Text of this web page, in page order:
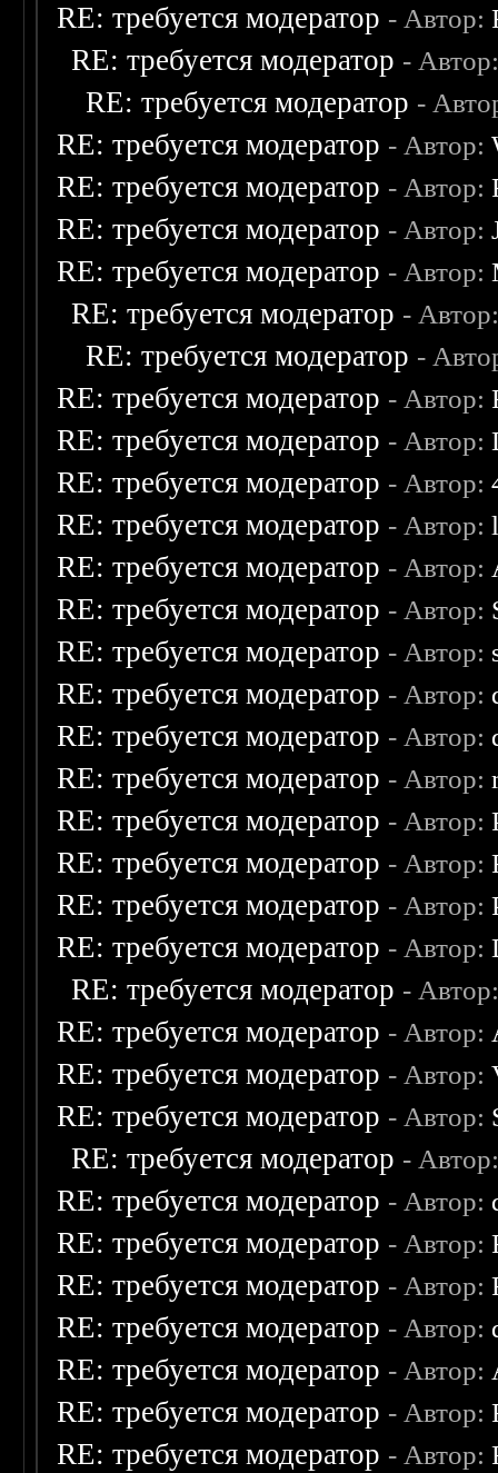
RE: требуется модератор - Автор:
RE: требуется модератор -
RE: требуется модератор -
RE: требуется модератор - Автор:
RE: требуется модератор - Автор:
RE: требуется модератор - Автор:
RE: требуется модератор - Автор:
RE: требуется модератор -
RE: требуется модератор -
RE: требуется модератор - Автор:
RE: требуется модератор - Автор:
RE: требуется модератор - Автор:
RE: требуется модератор - Автор:
RE: требуется модератор - Автор:
RE: требуется модератор - Автор:
RE: требуется модератор - Автор:
RE: требуется модератор - Автор:
RE: требуется модератор - Автор:
RE: требуется модератор - Автор:
RE: требуется модератор - Автор:
RE: требуется модератор - Автор:
RE: требуется модератор - Автор:
RE: требуется модератор - Автор:
RE: требуется модератор -
RE: требуется модератор - Автор:
RE: требуется модератор - Автор:
RE: требуется модератор - Автор:
RE: требуется модератор -
RE: требуется модератор - Автор:
RE: требуется модератор - Автор:
RE: требуется модератор - Автор:
RE: требуется модератор - Автор:
RE: требуется модератор - Автор:
RE: требуется модератор - Автор:
RE: требуется модератор - Автор: